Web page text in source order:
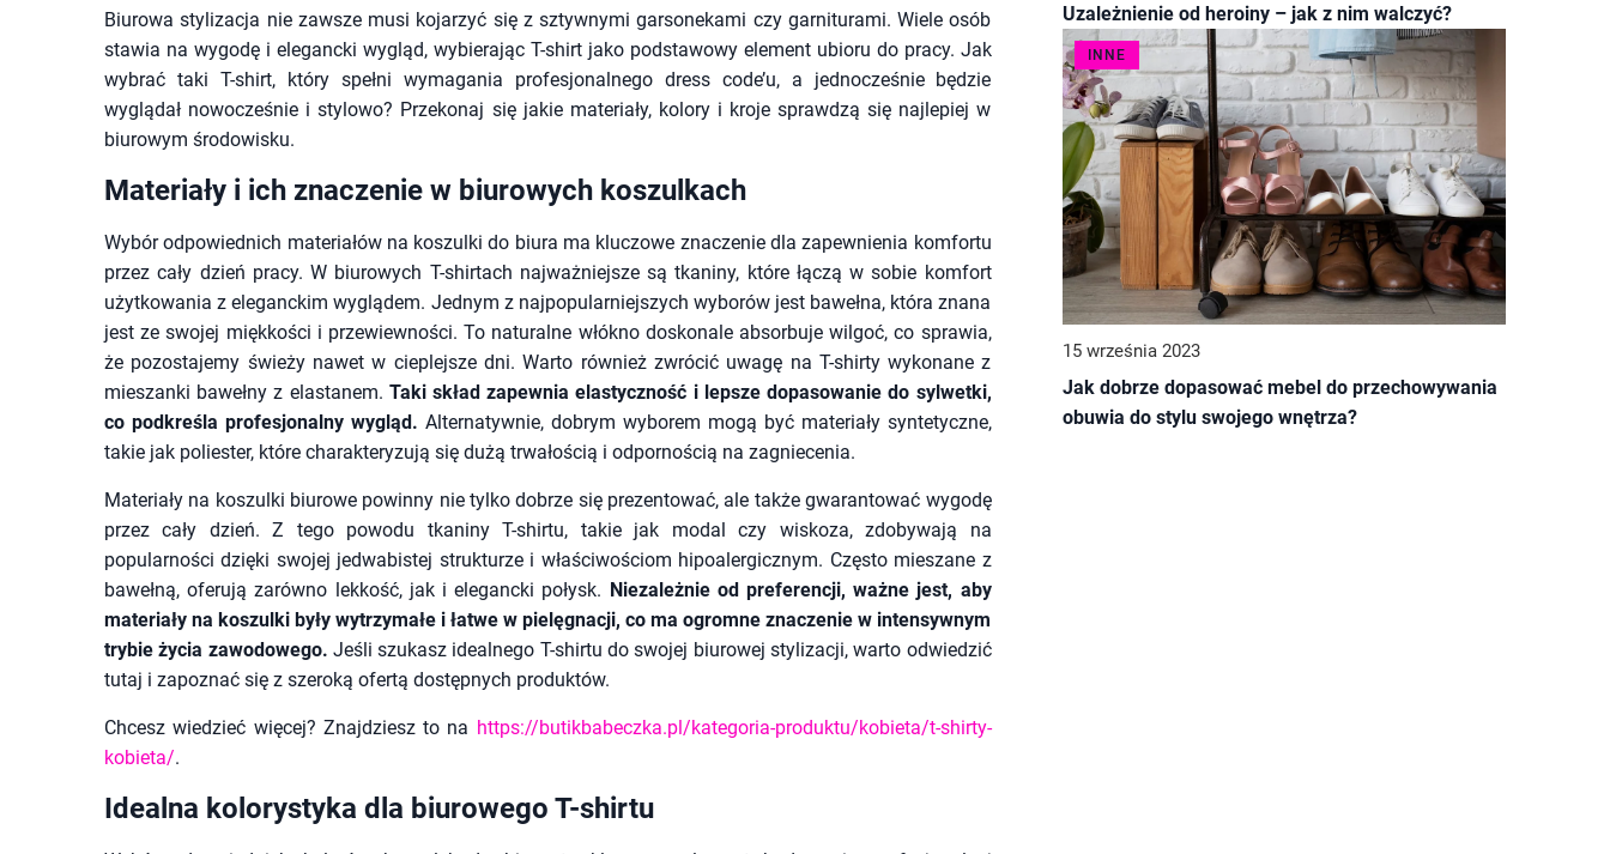
Biurowa stylizacja nie zawsze musi kojarzyć się z sztywnymi garsonekami czy garniturami. Wiele osób
stawia na wygodę i elegancki wygląd, wybierając T-shirt jako podstawowy element ubioru do pracy. Jak
wybrać taki T-shirt, który spełni wymagania profesjonalnego dress code’u, a jednocześnie będzie
wyglądał nowocześnie i stylowo? Przekonaj się jakie materiały, kolory i kroje sprawdzą się najlepiej w
biurowym środowisku.
Materiały i ich znaczenie w biurowych koszulkach
Wybór odpowiednich materiałów na koszulki do biura ma kluczowe znaczenie dla zapewnienia komfortu
przez cały dzień pracy. W biurowych T-shirtach najważniejsze są tkaniny, które łączą w sobie komfort
użytkowania z eleganckim wyglądem. Jednym z najpopularniejszych wyborów jest bawełna, która znana
jest ze swojej miękkości i przewiewności. To naturalne włókno doskonale absorbuje wilgoć, co sprawia,
że pozostajemy świeży nawet w cieplejsze dni. Warto również zwrócić uwagę na T-shirty wykonane z
mieszanki bawełny z elastanem. Taki skład zapewnia elastyczność i lepsze dopasowanie do sylwetki,
co podkreśla profesjonalny wygląd. Alternatywnie, dobrym wyborem mogą być materiały syntetyczne,
takie jak poliester, które charakteryzują się dużą trwałością i odpornością na zagniecenia.
Materiały na koszulki biurowe powinny nie tylko dobrze się prezentować, ale także gwarantować wygodę
przez cały dzień. Z tego powodu tkaniny T-shirtu, takie jak modal czy wiskoza, zdobywają na
popularności dzięki swojej jedwabistej strukturze i właściwościom hipoalergicznym. Często mieszane z
bawełną, oferują zarówno lekkość, jak i elegancki połysk. Niezależnie od preferencji, ważne jest, aby
materiały na koszulki były wytrzymałe i łatwe w pielęgnacji, co ma ogromne znaczenie w intensywnym
trybie życia zawodowego. Jeśli szukasz idealnego T-shirtu do swojej biurowej stylizacji, warto odwiedzić
tutaj i zapoznać się z szeroką ofertą dostępnych produktów.
Chcesz wiedzieć więcej? Znajdziesz to na https://butikbabeczka.pl/kategoria-produktu/kobieta/t-shirty-
kobieta/.
Idealna kolorystyka dla biurowego T-shirtu
Uzależnienie od heroiny – jak z nim walczyć?
INNE
15 września 2023
Jak dobrze dopasować mebel do przechowywania
obuwia do stylu swojego wnętrza?